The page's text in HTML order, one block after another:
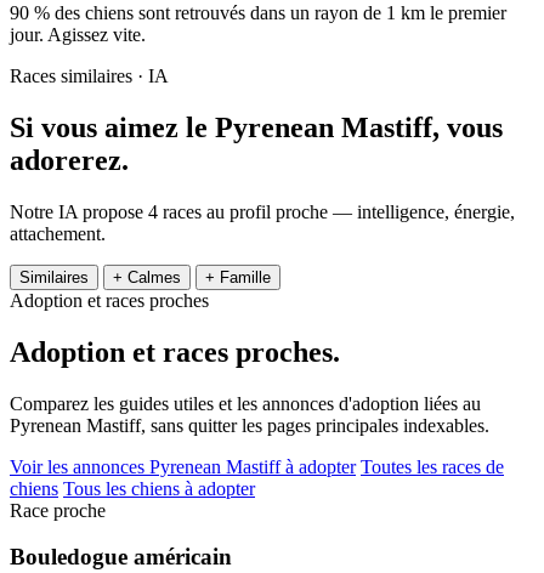
90 % des chiens sont retrouvés dans un rayon de 1 km le premier
jour. Agissez vite.
Races similaires · IA
Si vous aimez le Pyrenean Mastiff, vous
adorerez.
Notre IA propose 4 races au profil proche — intelligence, énergie,
attachement.
Similaires + Calmes + Famille
Adoption et races proches
Adoption et races proches.
Comparez les guides utiles et les annonces d'adoption liées au
Pyrenean Mastiff, sans quitter les pages principales indexables.
Voir les annonces Pyrenean Mastiff à adopter Toutes les races de
chiens Tous les chiens à adopter
Race proche
Bouledogue américain